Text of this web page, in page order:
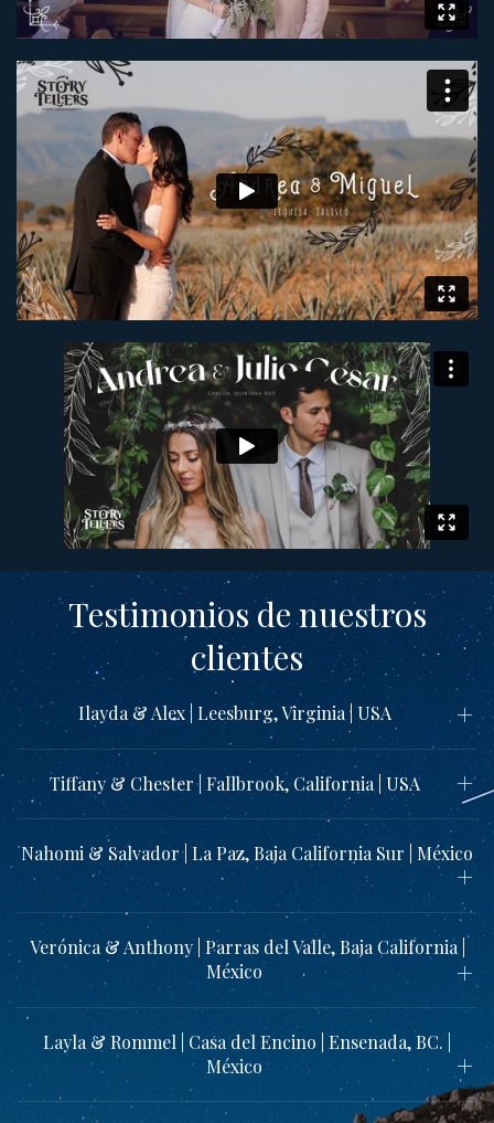
Testimonios de nuestros
clientes
Ilayda & Alex | Leesburg, Virginia | USA
Tiffany & Chester | Fallbrook, California | USA
Nahomi & Salvador | La Paz, Baja California Sur | México
Verónica & Anthony | Parras del Valle, Baja California |
México
Layla & Rommel | Casa del Encino | Ensenada, BC. |
México